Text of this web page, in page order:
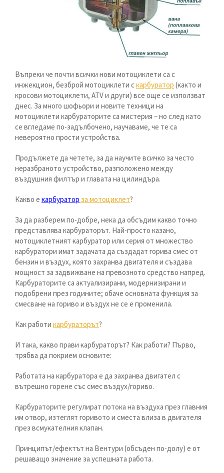
Въпреки че почти всички нови мотоциклети са с
инжекцион, безброй мотоциклети скарбуратор (както и
кросови мотоциклети, ATV и други) все още се използват
днес. За много шофьори и новите техници на
мотоциклети карбураторите са мистерия – но след като
се вгледаме по-задълбочено, научаваме, че те са
невероятно прости устройства.
Продължете да четете, за да научите всичко за често
неразбраното устройство, разположено между
въздушния филтър и главата на цилиндъра.
Какво е карбуратор за мотоциклет?
За да разберем по-добре, нека да обсъдим какво точно
представлява карбураторът. Най-просто казано,
мотоциклетният карбуратор или серия от множество
карбуратори имат задачата да създадат горива смес от
бензин и въздух, която захранва двигателя и създава
мощност за задвижване на превозното средство напред.
Карбураторите са актуализирани, модернизирани и
подобрени през годините; обаче основната функция за
смесване на гориво и въздух не се е променила.
Как работи карбураторът?
И така, какво прави карбураторът? Как работи? Първо,
трябва да покрием основите:
Работата на карбуратора е да захранва двигател с
вътрешно горене със смес въздух/гориво.
Карбураторите регулират потока на въздуха през главния
им отвор, изтеглят горивото и сместа влиза в двигателя
през всмукателния клапан.
Принципът/ефектът на Вентури (обсъден по-долу) е от
решаващо значение за успешната работа.